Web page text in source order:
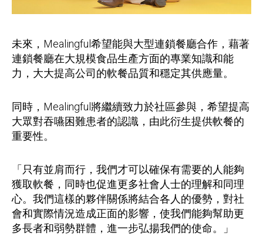
未來，Mealingful希望能與大型連鎖餐廳合作，藉著
連鎖餐廳在大規模食品生產方面的專業知識和能
力，大大提高公司的軟餐品質和穩定其供應量。
同時，Mealingful將繼續致力於社區參與，希望提高
大眾對吞嚥困難患者的認識，由此衍生提供軟餐的
重要性。
「只有並肩而行，我們才可以確保有需要的人能夠
獲取軟餐，同時也促進更多社會人士的理解和同理
心。我們這樣的夥伴關係將結合各人的優勢，對社
會和實際情況造成正面的影響，使我們能夠幫助更
多長者和弱勢群體，進一步弘揚我們的使命。」